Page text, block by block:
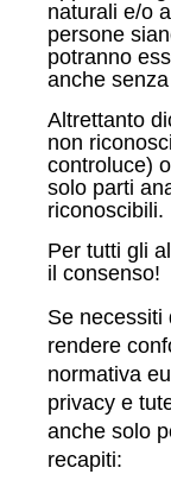
naturali e/o
persone
potranno
anche
Altrettanto
non
controluce)
solo parti
riconoscibili.
Per tutti gli
il consenso!
Se necessiti
rendere
normativa
privacy e
anche solo
recapiti: